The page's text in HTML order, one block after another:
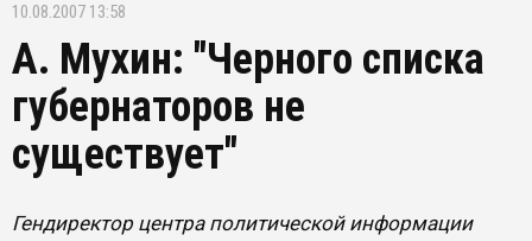
10.08.2007 13:58
А. Мухин: "Черного списка
губернаторов не
существует"
Гендиректор центра политической информации